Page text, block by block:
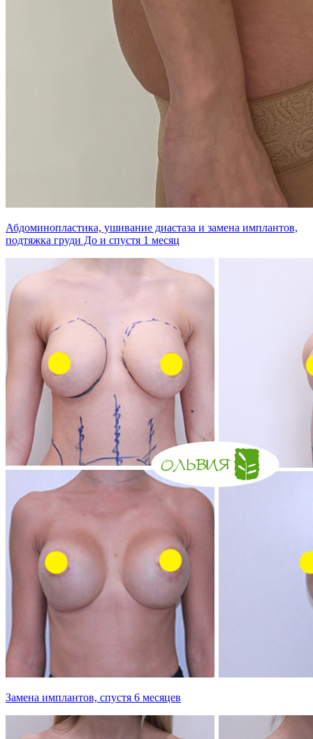
Абдоминопластика, ушивание диастаза и замена имплантов,
подтяжка груди До и спустя 1 месяц
Замена имплантов, спустя 6 месяцев